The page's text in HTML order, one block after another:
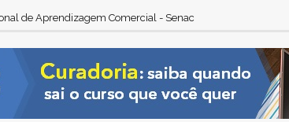
de Aprendizagem Comercial - Senac